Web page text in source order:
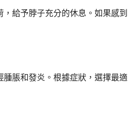
給予脖子充分的休息。如果感到
脹和發炎。根據症狀，選擇最適